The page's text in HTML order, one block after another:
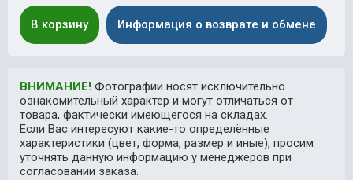
В корзину Информация о возврате и обмене
ВНИМАНИЕ! Фотографии носят исключительно
ознакомительный характер и могут отличаться от
товара, фактически имеющегося на складах.
Если Вас интересуют какие-то определённые
характеристики (цвет, форма, размер и иные), просим
уточнять данную информацию у менеджеров при
согласовании заказа.